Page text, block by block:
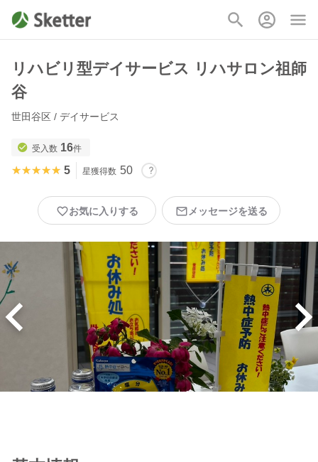
リハビリ型デイサービス リハサロン祖師
谷
世田谷区 / デイサービス
受入数 16件
★★★★★
★★★★★ 5 星獲得数 50
お気に入りする メッセージを送る